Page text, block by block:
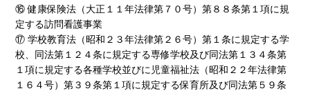
⑯ 健康保険法（大正１１年法律第７０号）第８８条第１項に規
定する訪問看護事業
⑰ 学校教育法（昭和２３年法律第２６号）第１条に規定する学
校、同法第１２４条に規定する専修学校及び同法第１３４条第
１項に規定する各種学校並びに児童福祉法（昭和２２年法律第
１６４号）第３９条第１項に規定する保育所及び同法第５９条